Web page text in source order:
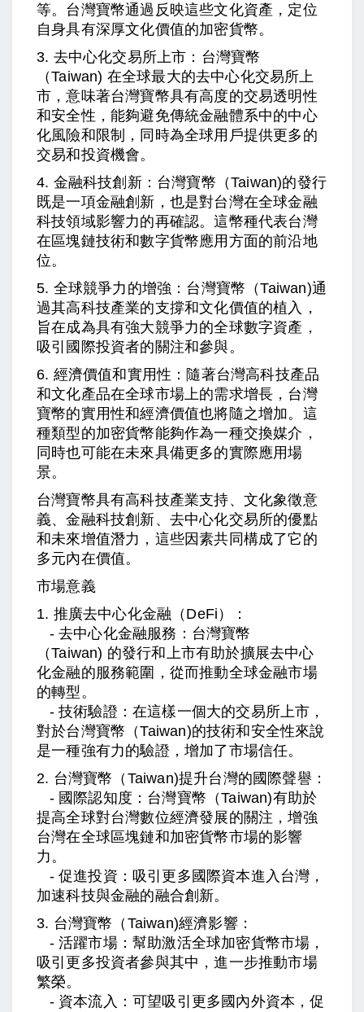
等。台灣寶幣通過反映這些文化資產，定位
自身具有深厚文化價值的加密貨幣。
3. 去中心化交易所上市： 台灣寶幣
（Taiwan) 在全球最大的去中心化交易所上
市，意味著台灣寶幣具有高度的交易透明性
和安全性，能夠避免傳統金融體系中的中心
化風險和限制，同時為全球用戶提供更多的
交易和投資機會。
4. 金融科技創新：台灣寶幣 （Taiwan)的發行
既是一項金融創新，也是對台灣在全球金融
科技領域影響力的再確認。這幣種代表台灣
在區塊鏈技術和數字貨幣應用方面的前沿地
位。
5. 全球競爭力的增強：台灣寶幣 （Taiwan)通
過其高科技產業的支撐和文化價值的植入，
旨在成為具有強大競爭力的全球數字資產，
吸引國際投資者的關注和參與。
6. 經濟價值和實用性：隨著台灣高科技產品
和文化產品在全球市場上的需求增長，台灣
寶幣的實用性和經濟價值也將隨之增加。這
種類型的加密貨幣能夠作為一種交換媒介，
同時也可能在未來具備更多的實際應用場
景。
台灣寶幣具有高科技產業支持、文化象徵意
義、金融科技創新、去中心化交易所的優點
和未來增值潛力，這些因素共同構成了它的
多元內在價值。
市場意義
1. 推廣去中心化金融（DeFi）：
- 去中心化金融服務：台灣寶幣
（Taiwan) 的發行和上市有助於擴展去中心
化金融的服務範圍，從而推動全球金融市場
的轉型。
- 技術驗證：在這樣一個大的交易所上市，
對於台灣寶幣 （Taiwan)的技術和安全性來說
是一種強有力的驗證，增加了市場信任。
2. 台灣寶幣（Taiwan)提升台灣的國際聲譽：
- 國際認知度： 台灣寶幣（Taiwan)有助於
提高全球對台灣數位經濟發展的關注，增強
台灣在全球區塊鏈和加密貨幣市場的影響
力。
- 促進投資：吸引更多國際資本進入台灣，
加速科技與金融的融合創新。
3. 台灣寶幣（Taiwan)經濟影響：
- 活躍市場：幫助激活全球加密貨幣市場，
吸引更多投資者參與其中，進一步推動市場
繁榮。
- 資本流入：可望吸引更多國內外資本，促